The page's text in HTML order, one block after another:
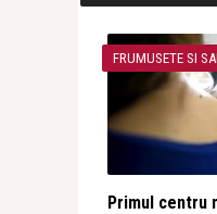
FRUMUSETE SI
Primul centru